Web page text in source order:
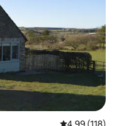
평점 4.99점(5
4.99 (118)